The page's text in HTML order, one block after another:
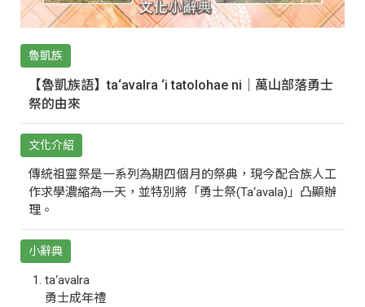
魯凱族
【魯凱族語】ta‘avalra ‘i tatolohae ni｜萬山部落勇士
祭的由來
文化介紹
傳統祖靈祭是一系列為期四個月的祭典，現今配合族人工
作求學濃縮為一天，並特別將「勇士祭(Ta‘avala)」凸顯辦
理。
小辭典
ta‘avalra
勇士成年禮